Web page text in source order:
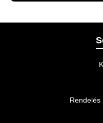
legmegfelelőbb
Rendelés